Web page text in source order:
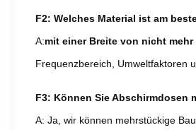
F2: Welches Material ist am
A:mit einer Breite von nicht mehr
Frequenzbereich, Umweltfaktoren
F3: Können Sie Abschirmdosen
A: Ja, wir können mehrstückige